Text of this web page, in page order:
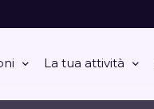
La tua attività